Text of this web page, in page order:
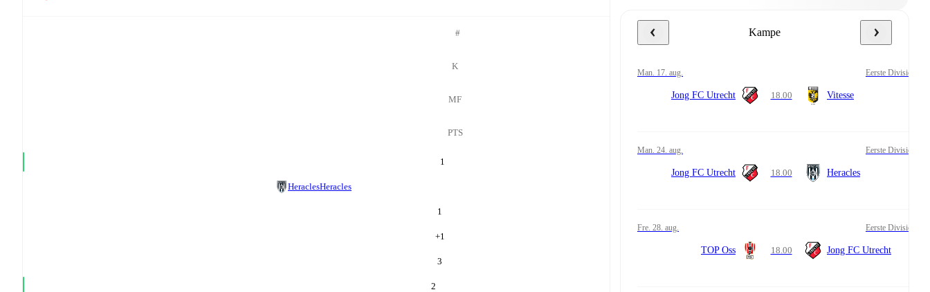
#
K
MF
PTS
1
HeraclesHeracles
1
+1
3
2
Kampe
man. 17. aug. Eerste Divisie
Jong FC Utrecht 18.00 Vitesse
man. 24. aug. Eerste Divisie
Jong FC Utrecht 18.00 Heracles
fre. 28. aug. Eerste Divisie
TOP Oss 18.00 Jong FC Utrecht